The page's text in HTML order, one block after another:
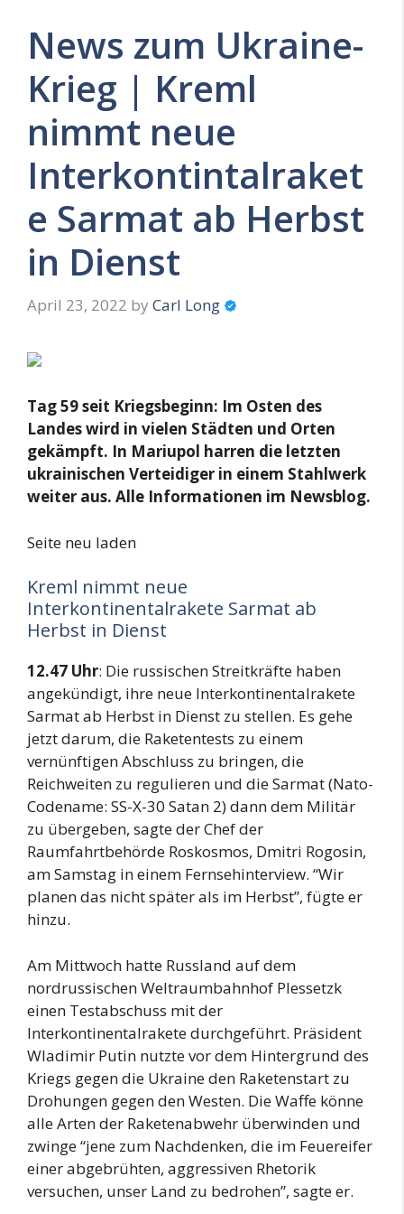
News zum Ukraine-
Krieg | Kreml
nimmt neue
Interkontintalraket
e Sarmat ab Herbst
in Dienst
April 23, 2022 by Carl Long
Tag 59 seit Kriegsbeginn: Im Osten des
Landes wird in vielen Städten und Orten
gekämpft. In Mariupol harren die letzten
ukrainischen Verteidiger in einem Stahlwerk
weiter aus. Alle Informationen im Newsblog.
Seite neu laden
Kreml nimmt neue
Interkontinentalrakete Sarmat ab
Herbst in Dienst
12.47 Uhr: Die russischen Streitkräfte haben
angekündigt, ihre neue Interkontinentalrakete
Sarmat ab Herbst in Dienst zu stellen. Es gehe
jetzt darum, die Raketentests zu einem
vernünftigen Abschluss zu bringen, die
Reichweiten zu regulieren und die Sarmat (Nato-
Codename: SS-X-30 Satan 2) dann dem Militär
zu übergeben, sagte der Chef der
Raumfahrtbehörde Roskosmos, Dmitri Rogosin,
am Samstag in einem Fernsehinterview. “Wir
planen das nicht später als im Herbst”, fügte er
hinzu.
Am Mittwoch hatte Russland auf dem
nordrussischen Weltraumbahnhof Plessetzk
einen Testabschuss mit der
Interkontinentalrakete durchgeführt. Präsident
Wladimir Putin nutzte vor dem Hintergrund des
Kriegs gegen die Ukraine den Raketenstart zu
Drohungen gegen den Westen. Die Waffe könne
alle Arten der Raketenabwehr überwinden und
zwinge “jene zum Nachdenken, die im Feuereifer
einer abgebrühten, aggressiven Rhetorik
versuchen, unser Land zu bedrohen”, sagte er.